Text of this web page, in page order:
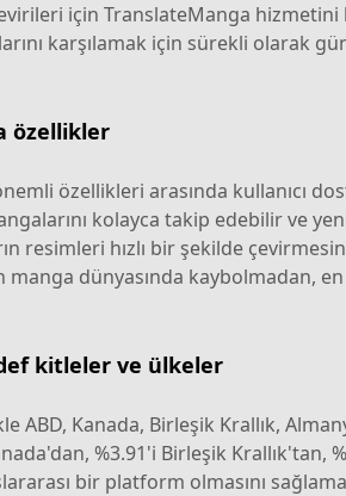
için TranslateManga
karşılamak için sürekli olarak
özellikler
özellikleri arasında kullanıcı
kolayca takip edebilir ve
resimleri hızlı bir şekilde
manga dünyasında kaybolmadan,
kitleler ve ülkeler
ABD, Kanada, Birleşik Krallık,
%3.91'i Birleşik
bir platform olmasını